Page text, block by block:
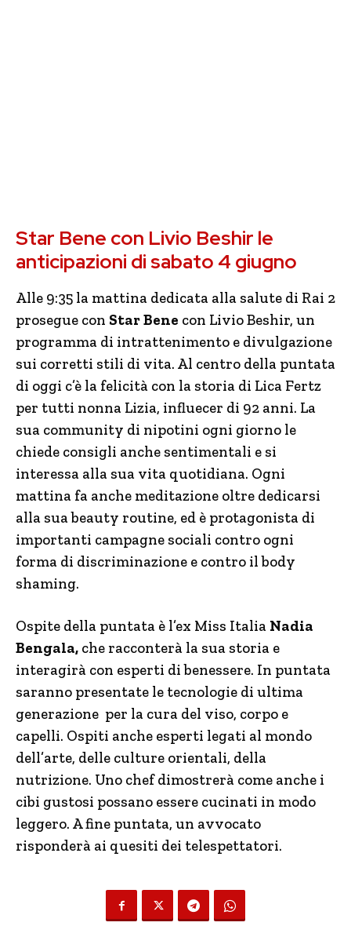
Star Bene con Livio Beshir le
anticipazioni di sabato 4 giugno
Alle 9:35 la mattina dedicata alla salute di Rai 2
prosegue con Star Bene con Livio Beshir, un
programma di intrattenimento e divulgazione
sui corretti stili di vita. Al centro della puntata
di oggi c’è la felicità con la storia di Lica Fertz
per tutti nonna Lizia, influecer di 92 anni. La
sua community di nipotini ogni giorno le
chiede consigli anche sentimentali e si
interessa alla sua vita quotidiana. Ogni
mattina fa anche meditazione oltre dedicarsi
alla sua beauty routine, ed è protagonista di
importanti campagne sociali contro ogni
forma di discriminazione e contro il body
shaming.
Ospite della puntata è l’ex Miss Italia Nadia
Bengala, che racconterà la sua storia e
interagirà con esperti di benessere. In puntata
saranno presentate le tecnologie di ultima
generazione per la cura del viso, corpo e
capelli. Ospiti anche esperti legati al mondo
dell’arte, delle culture orientali, della
nutrizione. Uno chef dimostrerà come anche i
cibi gustosi possano essere cucinati in modo
leggero. A fine puntata, un avvocato
risponderà ai quesiti dei telespettatori.